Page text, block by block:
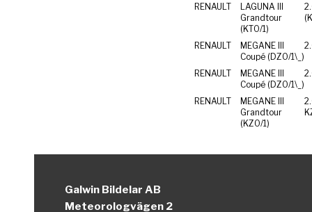
RENAULT
LAGUNA III
Grandtour
(KT0/1)
RENAULT
MEGANE III
Coupé (DZ0/1\_)
RENAULT
MEGANE III
Coupé (DZ0/1\_)
RENAULT
MEGANE III
Grandtour
(KZ0/1)
Galwin Bildelar AB
Meteorologvägen 2